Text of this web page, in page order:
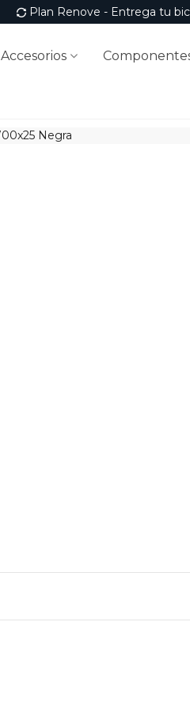
Plan Renove - Entrega tu
Accesorios